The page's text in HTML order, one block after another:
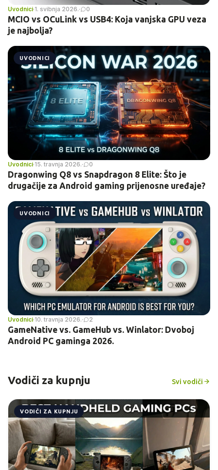
Uvodnici·1. svibnja 2026.· 0
MCIO vs OCuLink vs USB4: Koja vanjska GPU veza
je najbolja?
UVODNICI
Uvodnici·15. travnja 2026.· 0
Dragonwing Q8 vs Snapdragon 8 Elite: Što je
drugačije za Android gaming prijenosne uređaje?
UVODNICI
Uvodnici·10. travnja 2026.· 2
GameNative vs. GameHub vs. Winlator: Dvoboj
Android PC gaminga 2026.
Vodiči za kupnju Svi vodiči
VODIČI ZA KUPNJU